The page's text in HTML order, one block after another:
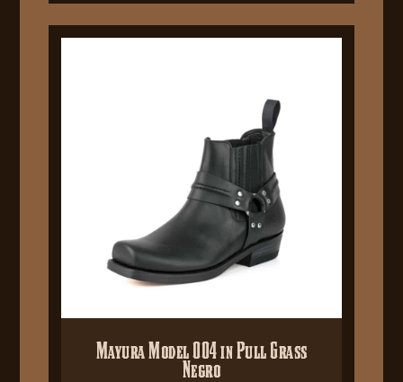
Mayura Model 004 in Pull Grass
Negro